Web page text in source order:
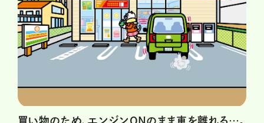
買い物のため、エンジンONのまま車を離れる…。